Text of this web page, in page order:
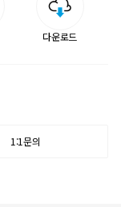
다운로드
1:1문의